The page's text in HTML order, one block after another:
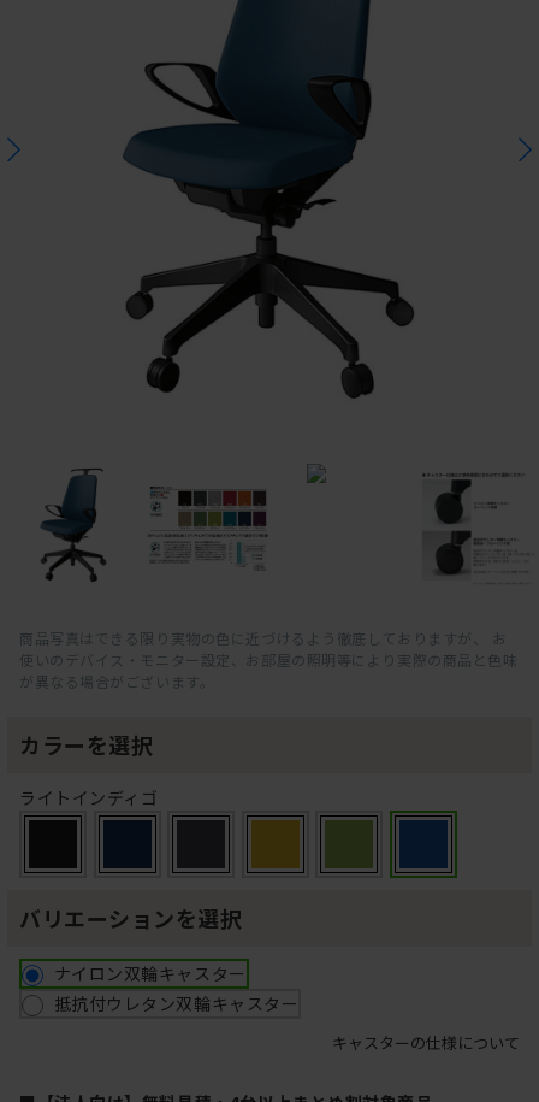
商品写真はできる限り実物の色に近づけるよう徹底しておりますが、 お
使いのデバイス・モニター設定、お部屋の照明等により実際の商品と色味
が異なる場合がございます。
カラーを選択
ライトインディゴ
バリエーションを選択
ナイロン双輪キャスター
抵抗付ウレタン双輪キャスター
キャスターの仕様について